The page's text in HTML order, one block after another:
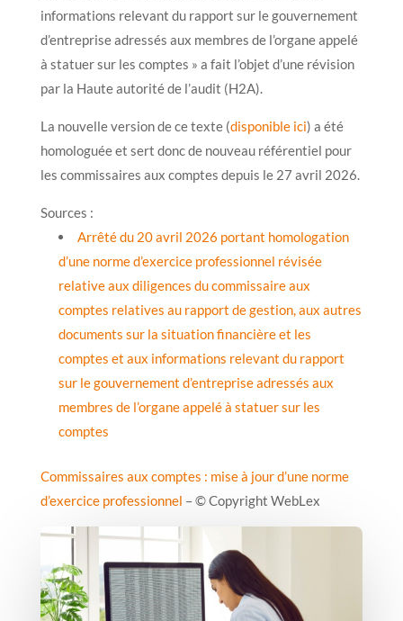
informations relevant du rapport sur le gouvernement
d’entreprise adressés aux membres de l’organe appelé
à statuer sur les comptes » a fait l’objet d’une révision
par la Haute autorité de l’audit (H2A).
La nouvelle version de ce texte (disponible ici) a été
homologuée et sert donc de nouveau référentiel pour
les commissaires aux comptes depuis le 27 avril 2026.
Sources :
Arrêté du 20 avril 2026 portant homologation
d’une norme d’exercice professionnel révisée
relative aux diligences du commissaire aux
comptes relatives au rapport de gestion, aux autres
documents sur la situation financière et les
comptes et aux informations relevant du rapport
sur le gouvernement d’entreprise adressés aux
membres de l’organe appelé à statuer sur les
comptes
Commissaires aux comptes : mise à jour d’une norme
d’exercice professionnel – © Copyright WebLex